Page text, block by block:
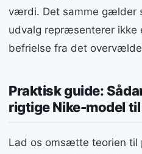
værdi. Det samme gælder
udvalg repræsenterer ikke
befrielse fra det
Praktisk guide:
rigtige Nike-model
Lad os omsætte teorien til